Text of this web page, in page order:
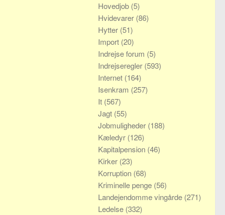
Hovedjob (5)
Hvidevarer (86)
Hytter (51)
Import (20)
Indrejse forum (5)
Indrejseregler (593)
Internet (164)
Isenkram (257)
It (567)
Jagt (55)
Jobmuligheder (188)
Kæledyr (126)
Kapitalpension (46)
Kirker (23)
Korruption (68)
Kriminelle penge (56)
Landejendomme vingårde (271)
Ledelse (332)